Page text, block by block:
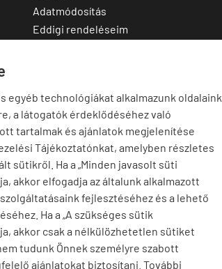
egyéb technológiákat alkalmazunk oldalaink
a látogatók érdeklődéséhez való
tartalmak és ajánlatok megjelenítése
Tájékoztatónkat, amelyben részletes
sütikről. Ha a „Minden javasolt süti
akkor elfogadja az általunk alkalmazott
fejlesztéséhez és a lehető
Ha a „A szükséges sütik
akkor csak a nélkülözhetetlen sütiket
tudunk Önnek személyre szabott
ajánlatokat biztosítani. További
Adatmódosítás
Eddigi rendeléseim